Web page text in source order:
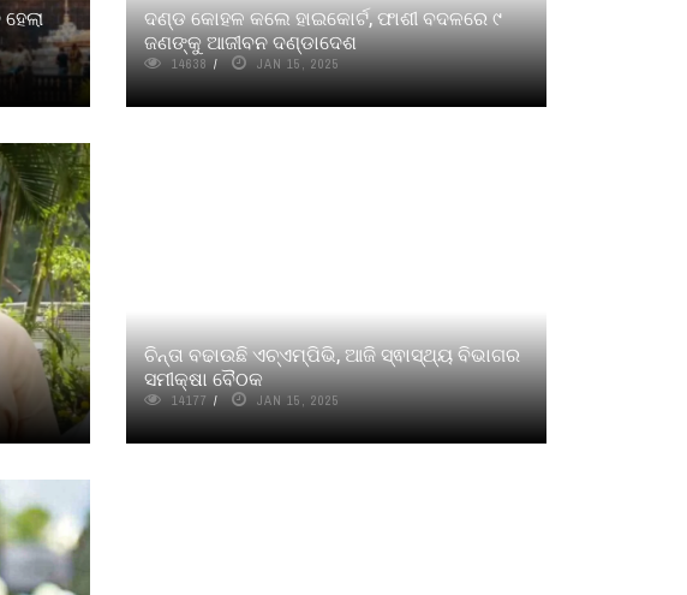
ଦଣ୍ଡ କୋହଳ କଲେ ହାଇକୋର୍ଟ, ଫାଶୀ ବଦଳରେ ୯
ଜଣଙ୍କୁ ଆଜୀବନ ଦଣ୍ଡାଦେଶ
14638 JAN 15, 2025
ଚିନ୍ତା ବଢାଉଛି ଏଚ୍‌ଏମ୍‌ପିଭି, ଆଜି ସ୍ଵାସ୍ଥ୍ୟ ବିଭାଗର
ସମୀକ୍ଷା ବୈଠକ
14177 JAN 15, 2025